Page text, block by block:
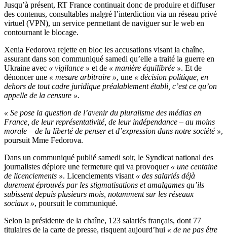
Jusqu’à présent, RT France continuait donc de produire et diffuser
des contenus, consultables malgré l’interdiction via un réseau privé
virtuel (VPN), un service permettant de naviguer sur le web en
contournant le blocage.
Xenia Fedorova rejette en bloc les accusations visant la chaîne,
assurant dans son communiqué samedi qu’elle a traité la guerre en
Ukraine avec « vigilance » et de « manière équilibrée ». Et de
dénoncer une « mesure arbitraire », une « décision politique, en
dehors de tout cadre juridique préalablement établi, c’est ce qu’on
appelle de la censure ».
« Se pose la question de l’avenir du pluralisme des médias en
France, de leur représentativité, de leur indépendance – au moins
morale – de la liberté de penser et d’expression dans notre société »,
poursuit Mme Fedorova.
Dans un communiqué publié samedi soir, le Syndicat national des
journalistes déplore une fermeture qui va provoquer « une centaine
de licenciements ». Licenciements visant « des salariés déjà
durement éprouvés par les stigmatisations et amalgames qu’ils
subissent depuis plusieurs mois, notamment sur les réseaux
sociaux », poursuit le communiqué.
Selon la présidente de la chaîne, 123 salariés français, dont 77
titulaires de la carte de presse, risquent aujourd’hui « de ne pas être